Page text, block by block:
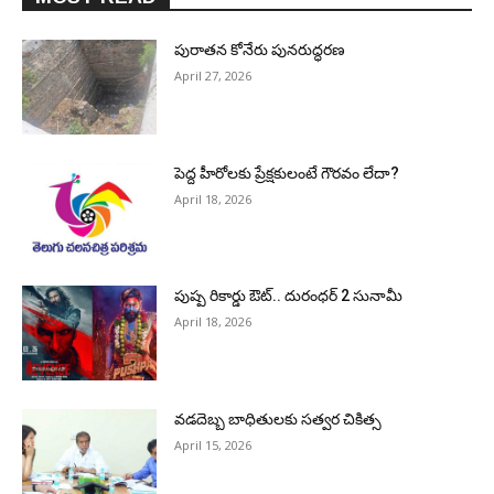
పురాత‌న కోనేరు పున‌రుద్ధ‌ర‌ణ
April 27, 2026
పెద్ద హీరోల‌కు ప్రేక్ష‌కులంటే గౌర‌వం లేదా?
April 18, 2026
పుష్ప రికార్డు ఔట్‌.. దురంధ‌ర్ 2 సునామీ
April 18, 2026
వడదెబ్బ బాధితులకు సత్వర చికిత్స
April 15, 2026